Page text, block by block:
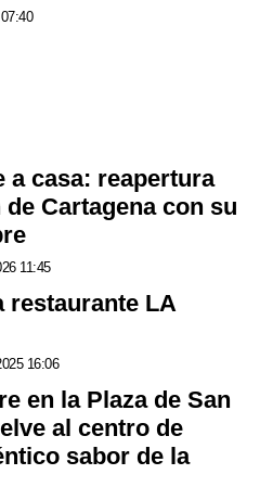
a casa: reapertura
Cartagena con su
11:45
restaurante LA
16:06
en la Plaza de San
al centro de
sabor de la